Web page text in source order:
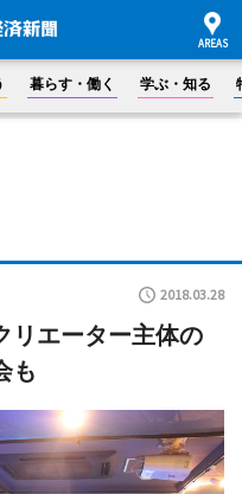
暮らす・働く 学ぶ・知る
2018.03.28
リエーター主体の
も